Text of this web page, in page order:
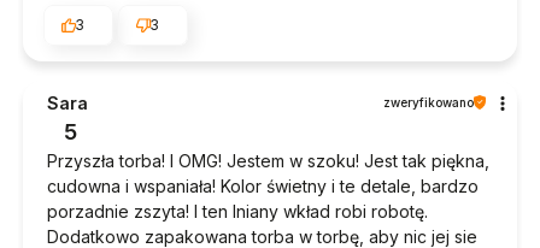
3
3
Sara zweryfikowano
5
Przyszła torba! I OMG! Jestem w szoku! Jest tak piękna,
cudowna i wspaniała! Kolor świetny i te detale, bardzo
porzadnie zszyta! I ten lniany wkład robi robotę.
Dodatkowo zapakowana torba w torbę, aby nic jej sie